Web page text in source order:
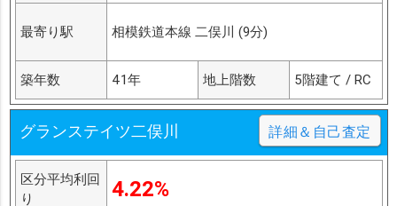
最寄り駅 相模鉄道本線 二俣川 (9分)
築年数 41年 地上階数 5階建て / RC
グランステイツ二俣川 詳細＆自己査定
区分平均利回
り
4.22%